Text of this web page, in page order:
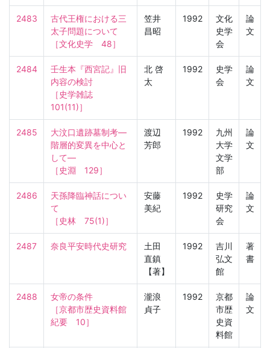
2483
古代王権における三
太子問題について
［文化史学　48］
笠井
昌昭
1992
文化
史学
会
論
文
2484
壬生本『西宮記』旧
内容の検討
［史学雑誌
101(11)］
北 啓
太
1992
史学
会
論
文
2485
大汶口遺跡墓制考—
階層的変異を中心と
して—
［史淵　129］
渡辺
芳郎
1992
九州
大学
文学
部
論
文
2486
天孫降臨神話につい
て
［史林　75(1)］
安藤
美紀
1992
史学
研究
会
論
文
2487 奈良平安時代史研究
土田
直鎮
【著】
1992
吉川
弘文
館
著
書
2488
女帝の条件
［京都市歴史資料館
紀要　10］
瀧浪
貞子
1992
京都
市歴
史資
料館
論
文